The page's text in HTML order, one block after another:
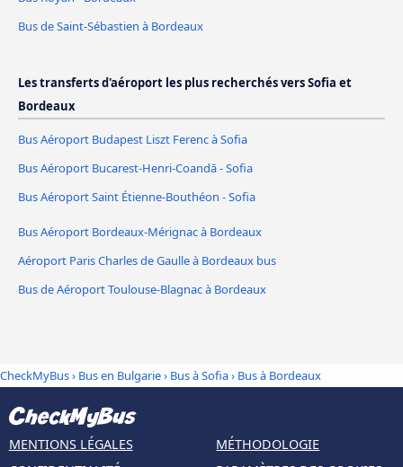
Bus de Saint-Sébastien à Bordeaux
Les transferts d'aéroport les plus recherchés vers Sofia et
Bordeaux
Bus Aéroport Budapest Liszt Ferenc à Sofia
Bus Aéroport Bucarest-Henri-Coandă - Sofia
Bus Aéroport Saint Étienne-Bouthéon - Sofia
Bus Aéroport Bordeaux-Mérignac à Bordeaux
Aéroport Paris Charles de Gaulle à Bordeaux bus
Bus de Aéroport Toulouse-Blagnac à Bordeaux
CheckMyBus› Bus en Bulgarie› Bus à Sofia› Bus à Bordeaux
MENTIONS LÉGALES
MÉTHODOLOGIE